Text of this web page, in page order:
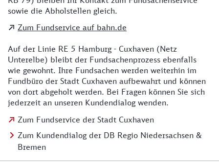
sowie die Abholstellen gleich.
Zum Fundservice auf bahn.de
Auf der Linie RE 5 Hamburg - Cuxhaven (Netz
Unterelbe) bleibt der Fundsachenprozess ebenfalls
wie gewohnt. Ihre Fundsachen werden weiterhin im
Fundbüro der Stadt Cuxhaven aufbewahrt und können
von dort abgeholt werden. Bei Fragen können Sie sich
jederzeit an unseren Kundendialog wenden.
Zum Fundservice der Stadt Cuxhaven
Zum Kundendialog der DB Regio Niedersachsen &
Bremen